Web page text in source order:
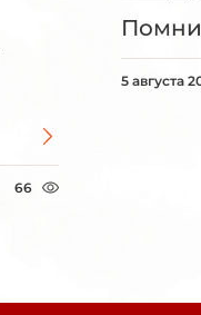
66
5 августа